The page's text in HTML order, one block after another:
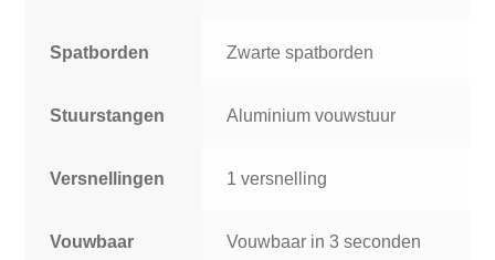
Spatborden Zwarte spatborden
Stuurstangen Aluminium vouwstuur
Versnellingen 1 versnelling
Vouwbaar Vouwbaar in 3 seconden